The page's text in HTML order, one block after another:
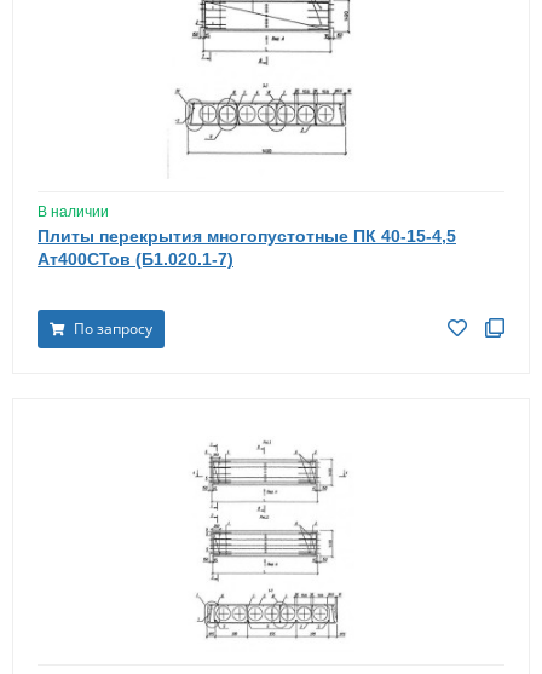
В наличии
Плиты перекрытия многопустотные ПК 40-15-4,5
Ат400СТов (Б1.020.1-7)
По запросу